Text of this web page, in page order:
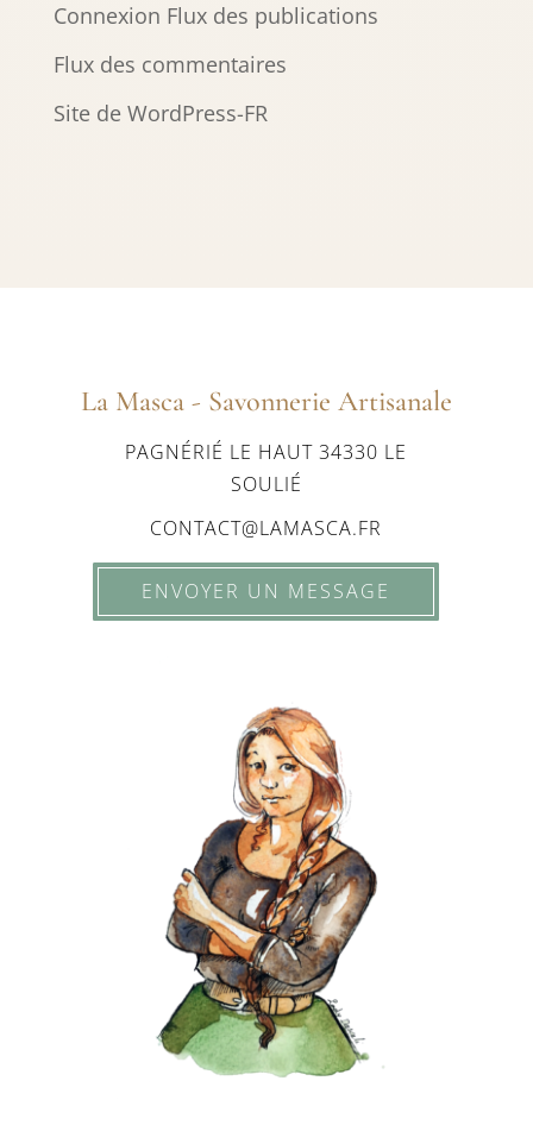
Connexion Flux des publications
Flux des commentaires
Site de WordPress-FR
La Masca - Savonnerie Artisanale
PAGNÉRIÉ LE HAUT 34330 LE
SOULIÉ
CONTACT@LAMASCA.FR
ENVOYER UN MESSAGE